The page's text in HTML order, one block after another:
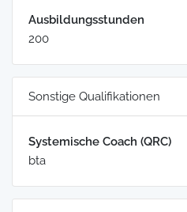
Ausbildungsstunden
200
Sonstige Qualifikationen
Systemische Coach (QRC)
bta